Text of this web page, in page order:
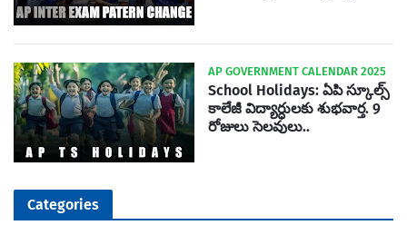
AP GOVERNMENT CALENDAR 2025
School Holidays: ఏపి స్కూల్స్
కాలేజీ విద్యార్ధులకు శుభవార్త. 9
రోజులు సెలవులు..
Categories